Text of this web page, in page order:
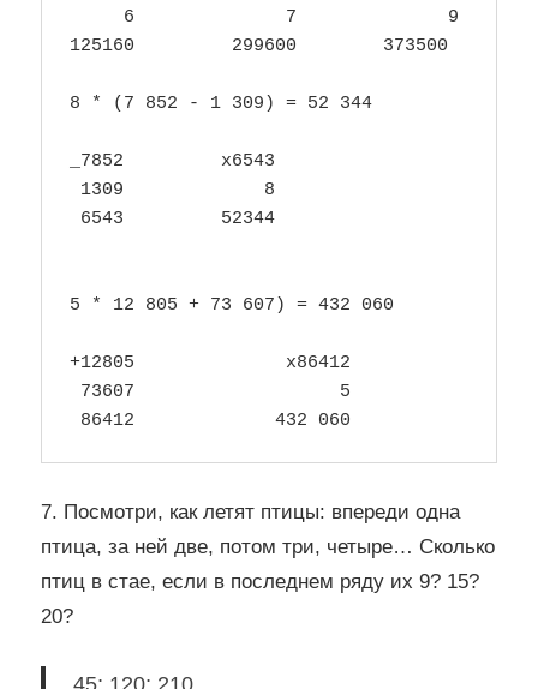
6              7              9
125160         299600        373500
8 * (7 852 - 1 309) = 52 344
_7852         х6543
1309             8
6543         52344
5 * 12 805 + 73 607) = 432 060
+12805              х86412
73607                   5
7. Посмотри, как летят птицы: впереди одна
птица, за ней две, потом три, четыре… Сколько
птиц в стае, если в последнем ряду их 9? 15?
20?
45; 120; 210.